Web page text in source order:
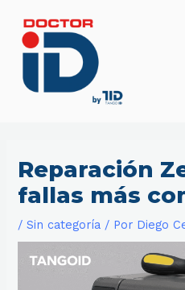
contenido
Reparación
fallas más
/Sin categoría / Por Diego